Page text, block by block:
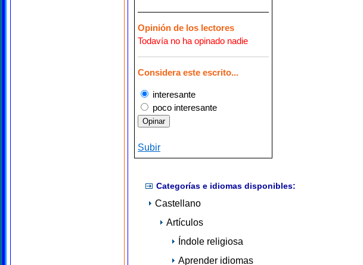
Opinión de los lectores
Todavía no ha opinado nadie
Considera este escrito...
interesante
poco interesante
Subir
Categorías e idiomas disponibles:
Castellano
Artículos
Índole religiosa
Aprender idiomas